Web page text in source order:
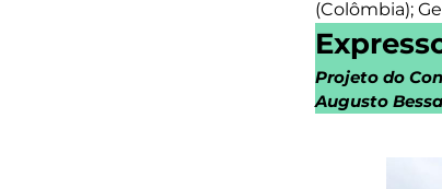
(Colômbia);
Projeto do
Augusto